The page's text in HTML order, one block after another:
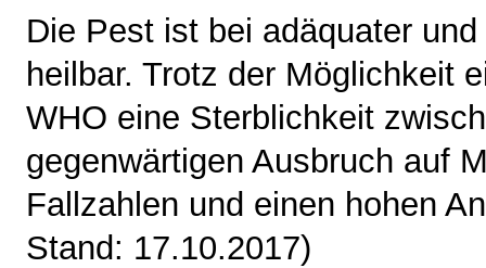
Die Pest ist bei adäquater
heilbar. Trotz der Möglichkeit
WHO eine Sterblichkeit
gegenwärtigen Ausbruch auf
Fallzahlen und einen hohen
Stand: 17.10.2017)